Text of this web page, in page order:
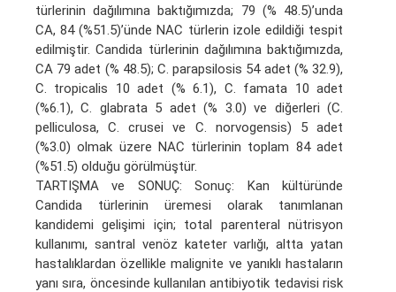
türlerinin dağılımına baktığımızda; 79 (% 48.5)’unda
CA, 84 (%51.5)’ünde NAC türlerin izole edildiği tespit
edilmiştir. Candida türlerinin dağılımına baktığımızda,
CA 79 adet (% 48.5); C. parapsilosis 54 adet (% 32.9),
C. tropicalis 10 adet (% 6.1), C. famata 10 adet
(%6.1), C. glabrata 5 adet (% 3.0) ve diğerleri (C.
pelliculosa, C. crusei ve C. norvogensis) 5 adet
(%3.0) olmak üzere NAC türlerinin toplam 84 adet
(%51.5) olduğu görülmüştür.
TARTIŞMA ve SONUÇ: Sonuç: Kan kültüründe
Candida türlerinin üremesi olarak tanımlanan
kandidemi gelişimi için; total parenteral nütrisyon
kullanımı, santral venöz kateter varlığı, altta yatan
hastalıklardan özellikle malignite ve yanıklı hastaların
yanı sıra, öncesinde kullanılan antibiyotik tedavisi risk